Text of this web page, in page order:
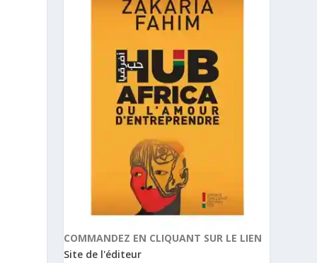
COMMANDEZ EN CLIQUANT SUR LE LIEN
Site de l'éditeur